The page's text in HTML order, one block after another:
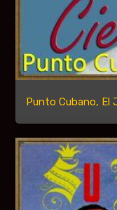
Punto Cubano, El